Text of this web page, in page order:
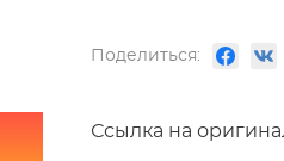
Поделиться:
Ссылка на